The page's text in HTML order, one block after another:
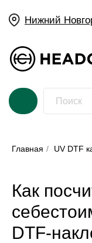
Нижний Новгород
Главная / UV DTF
Как